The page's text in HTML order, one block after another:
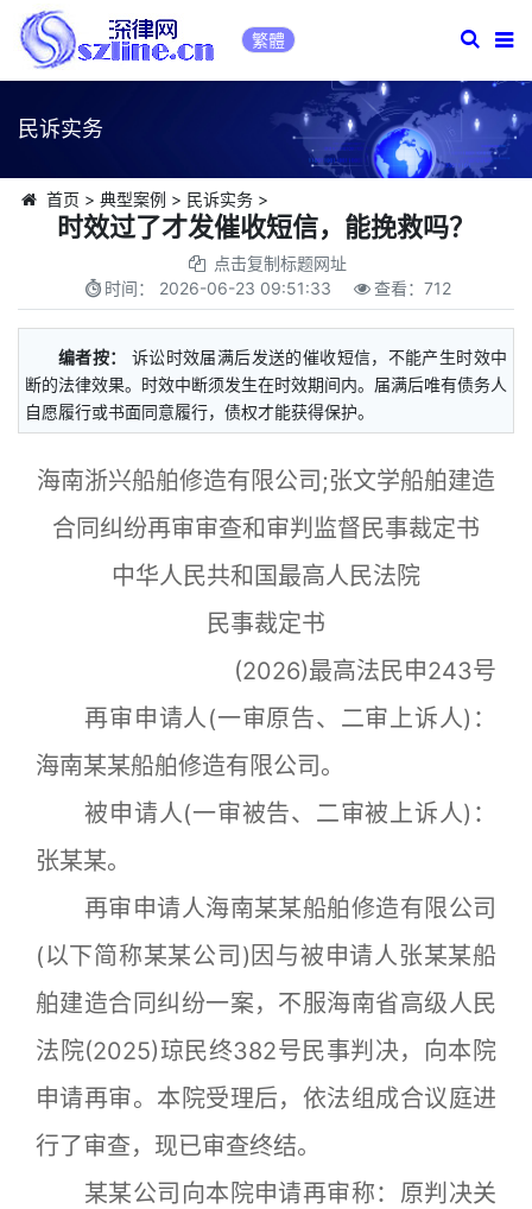
繁體
民诉实务
首页 > 典型案例 > 民诉实务>
时效过了才发催收短信，能挽救吗？
点击复制标题网址
时间： 2026-06-23 09:51:33 查看： 712
编者按：
诉讼时效届满后发送的催收短信，不能产生时效中
断的法律效果。时效中断须发生在时效期间内。届满后唯有债务人
自愿履行或书面同意履行，债权才能获得保护。
海南浙兴船舶修造有限公司;张文学船舶建造
合同纠纷再审审查和审判监督民事裁定书
中华人民共和国最高人民法院
民事裁定书
(2026)最高法民申243号
再审申请人(一审原告、二审上诉人)：
海南某某船舶修造有限公司。
被申请人(一审被告、二审被上诉人)：
张某某。
再审申请人海南某某船舶修造有限公司
(以下简称某某公司)因与被申请人张某某船
舶建造合同纠纷一案，不服海南省高级人民
法院(2025)琼民终382号民事判决，向本院
申请再审。本院受理后，依法组成合议庭进
行了审查，现已审查终结。
某某公司向本院申请再审称：原判决关